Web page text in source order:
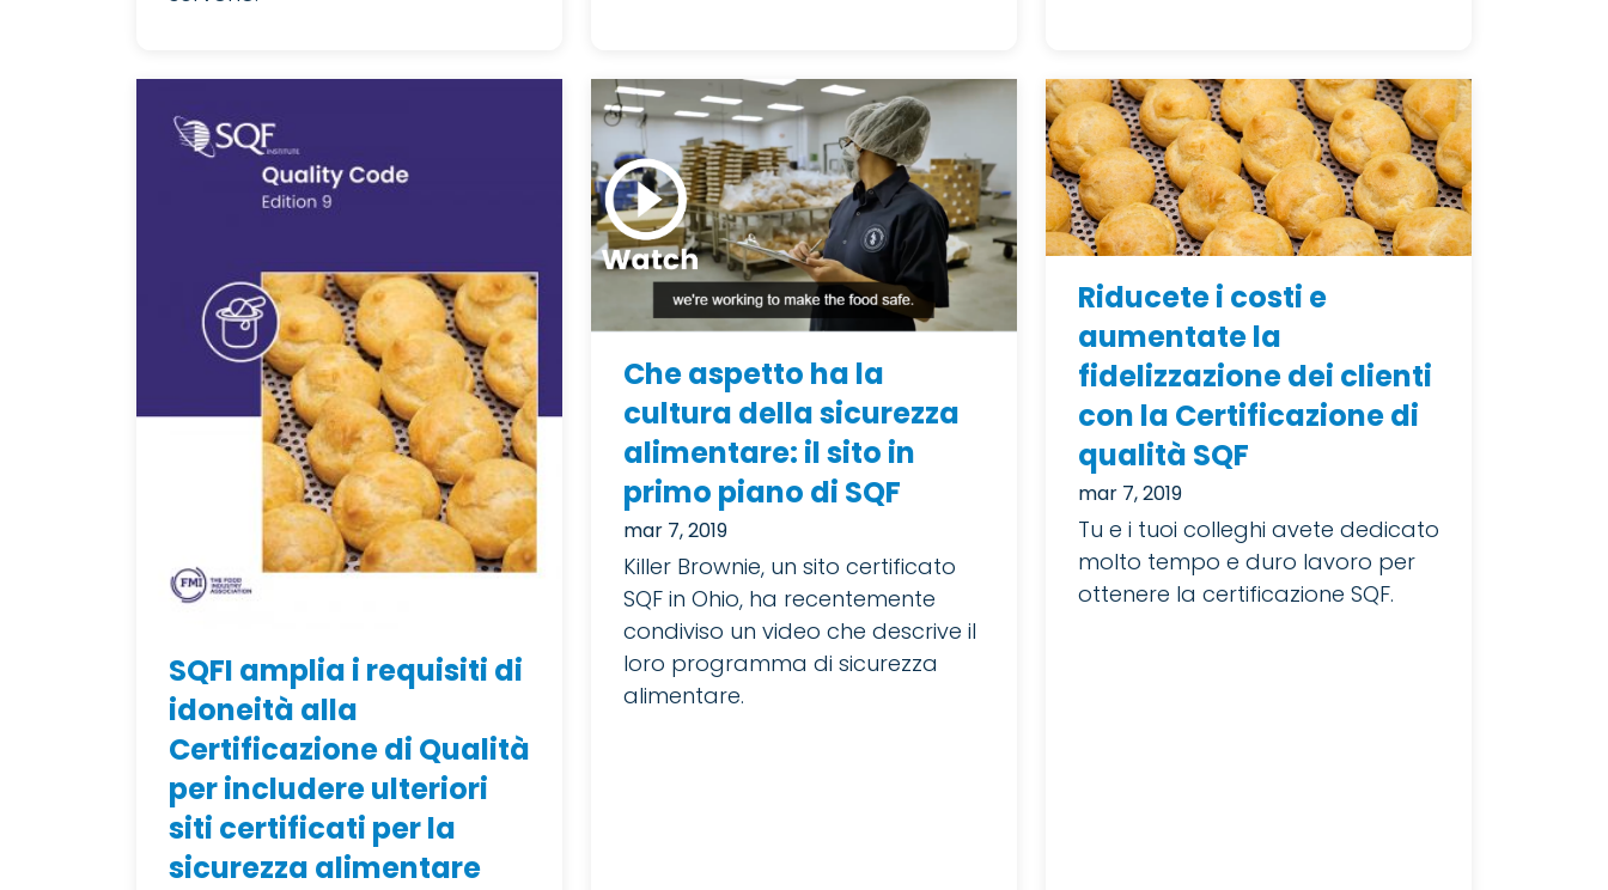
SQFI amplia i requisiti di
idoneità alla
Certificazione di Qualità
per includere ulteriori
siti certificati per la
sicurezza alimentare
Che aspetto ha la
cultura della sicurezza
alimentare: il sito in
primo piano di SQF
mar 7, 2019
Killer Brownie, un sito certificato
SQF in Ohio, ha recentemente
condiviso un video che descrive il
loro programma di sicurezza
alimentare.
Riducete i costi e
aumentate la
fidelizzazione dei clienti
con la Certificazione di
qualità SQF
mar 7, 2019
Tu e i tuoi colleghi avete dedicato
molto tempo e duro lavoro per
ottenere la certificazione SQF.